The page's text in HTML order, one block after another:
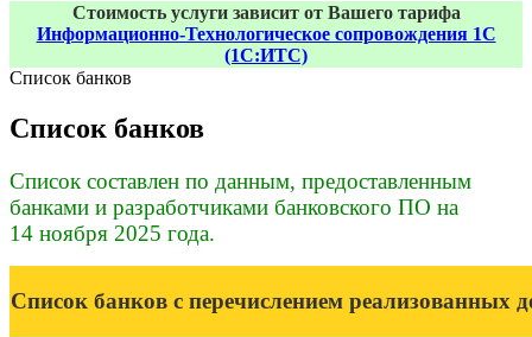
Стоимость услуги зависит от Вашего тарифа
Информационно-Технологическое сопровождения 1С
(1С:ИТС)
Список банков
Список банков
Список составлен по данным, предоставленным
банками и разработчиками банковского ПО на
14 ноября 2025 года.
Список банков с перечислением реализованных